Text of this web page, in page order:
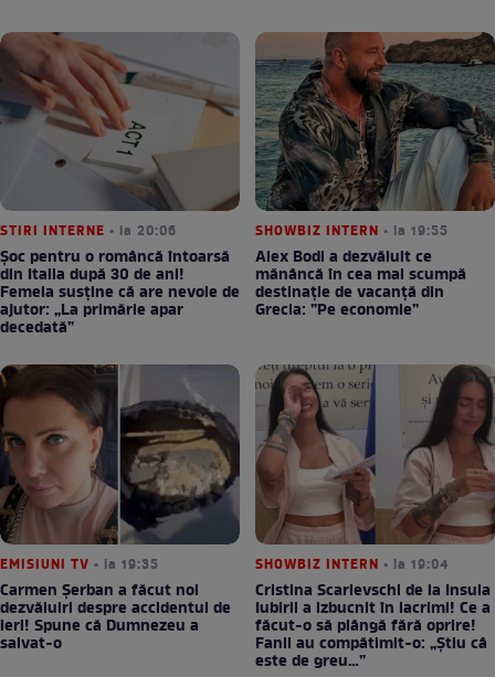
STIRI INTERNE • la 20:06
Șoc pentru o româncă întoarsă
din Italia după 30 de ani!
Femeia susține că are nevoie de
ajutor: „La primărie apar
decedată”
SHOWBIZ INTERN • la 19:55
Alex Bodi a dezvăluit ce
mănâncă în cea mai scumpă
destinație de vacanță din
Grecia: ”Pe economie”
EMISIUNI TV • la 19:35
Carmen Șerban a făcut noi
dezvăluiri despre accidentul de
ieri! Spune că Dumnezeu a
salvat-o
SHOWBIZ INTERN • la 19:04
Cristina Scarlevschi de la Insula
Iubirii a izbucnit în lacrimi! Ce a
făcut-o să plângă fără oprire!
Fanii au compătimit-o: „Știu câ
este de greu…”